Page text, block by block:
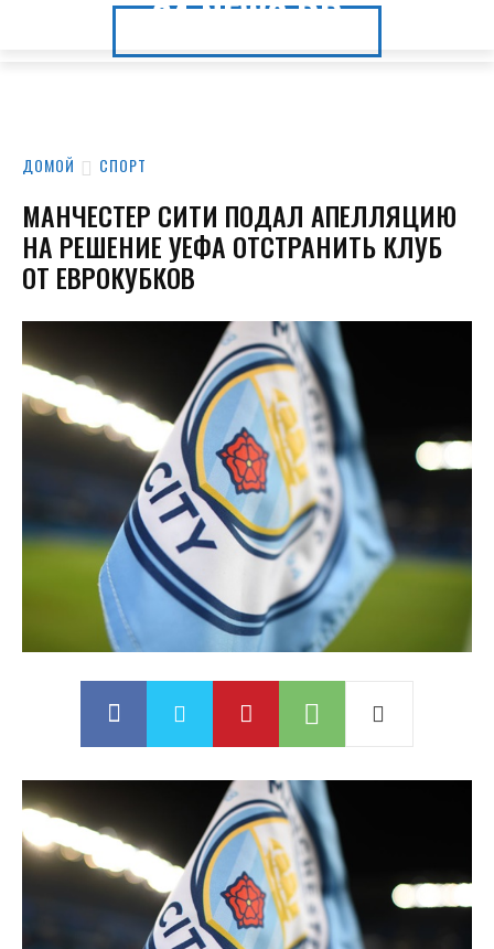
24.NEWS.DP
24.NEWS.DP
ДОМОЙ СПОРТ
МАНЧЕСТЕР СИТИ ПОДАЛ АПЕЛЛЯЦИЮ
НА РЕШЕНИЕ УЕФА ОТСТРАНИТЬ КЛУБ
ОТ ЕВРОКУБКОВ